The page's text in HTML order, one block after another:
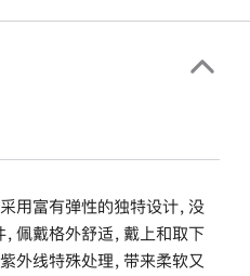
用富有弹性的独特设计，没
佩戴格外舒适，戴上和取下
外线特殊处理，带来柔软又